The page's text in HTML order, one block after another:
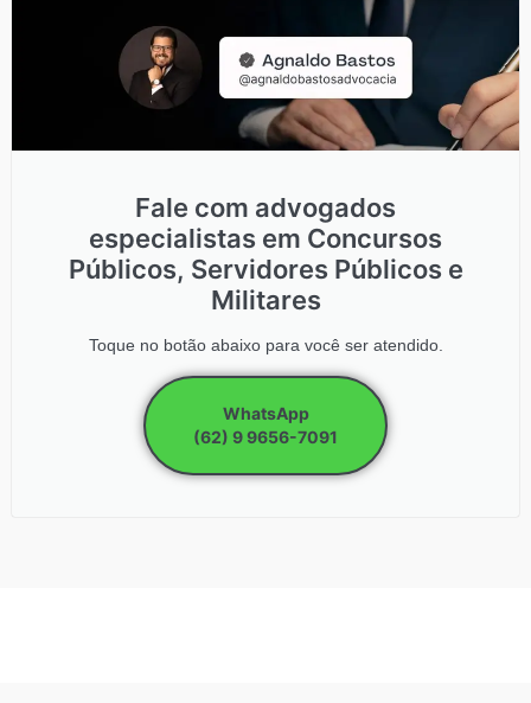
Fale com advogados
especialistas em Concursos
Públicos, Servidores Públicos e
Militares
Toque no botão abaixo para você ser atendido.
WhatsApp
(62) 9 9656-7091